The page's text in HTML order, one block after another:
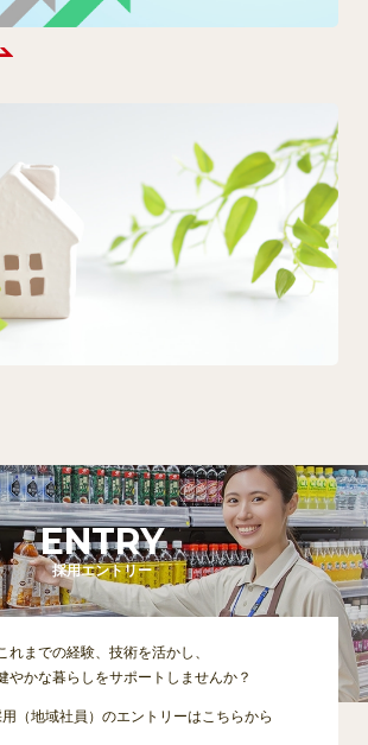
ENTRY
採用エントリー
れまでの経験、技術を活かし、
やかな暮らしをサポートしませんか？
（地域社員）のエントリーはこちらから